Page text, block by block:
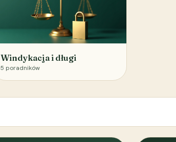
Windykacja i długi
5 poradników